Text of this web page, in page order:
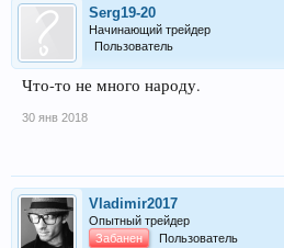
Serg19-20
Начинающий трейдер
Пользователь
Что-то не много народу.
30 янв 2018
Vladimir2017
Опытный трейдер
Забанен
Пользователь